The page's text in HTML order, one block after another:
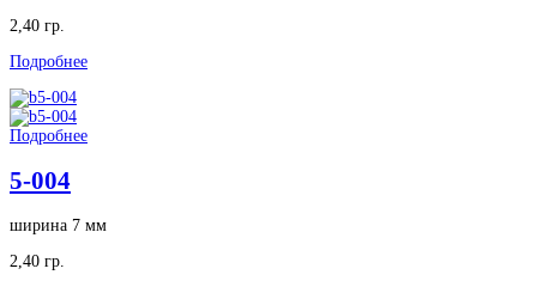
2,40 гр.
Подробнее
Подробнее
5-004
ширина 7 мм
2,40 гр.